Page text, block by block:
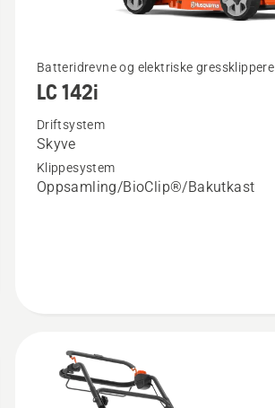
flere
detaljer
om
LC 142i
Batteridrevne og elektriske gressklippere
LC 142i
Driftsystem
Skyve
Klippesystem
Oppsamling/BioClip®/Bakutkast